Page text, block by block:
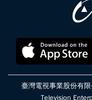
臺灣電視事業股份有
Television